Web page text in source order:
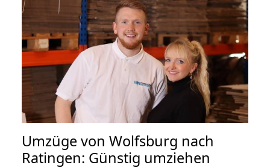
Umzüge von Wolfsburg nach
Ratingen: Günstig umziehen